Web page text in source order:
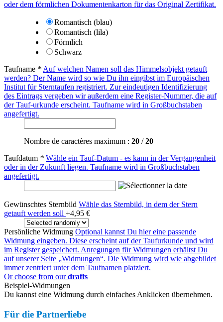
oder dem förmlichen Dokumentenkarton für das Original Zertifikat.
Romantisch (blau)
Romantisch (lila)
Förmlich
Schwarz
Taufname * Auf welchen Namen soll das Himmelsobjekt getauft
werden? Der Name wird so wie Du ihn eingibst im Europäischen
Institut für Sterntaufen registriert. Zur eindeutigen Identifizierung
des Eintrags vergeben wir außerdem eine Register-Nummer, die auf
der Tauf-urkunde erscheint. Taufname wird in Großbuchstaben
angefertigt.
Nombre de caractères maximum : 20 /20
Taufdatum * Wähle ein Tauf-Datum - es kann in der Vergangenheit
oder in der Zukunft liegen. Taufname wird in Großbuchstaben
angefertigt.
Gewünschtes Sternbild Wähle das Sternbild, in dem der Stern
getauft werden soll +4,95 €
Persönliche Widmung Optional kannst Du hier eine passende
Widmung eingeben. Diese erscheint auf der Taufurkunde und wird
im Register gespeichert. Anregungen für Widmungen erhältst Du
auf unserer Seite „Widmungen“. Die Widmung wird wie abgebildet
immer zentriert unter dem Taufnamen platziert.
Or choose from ourdrafts
Beispiel-Widmungen
Du kannst eine Widmung durch einfaches Anklicken übernehmen.
Für die Partnerliebe